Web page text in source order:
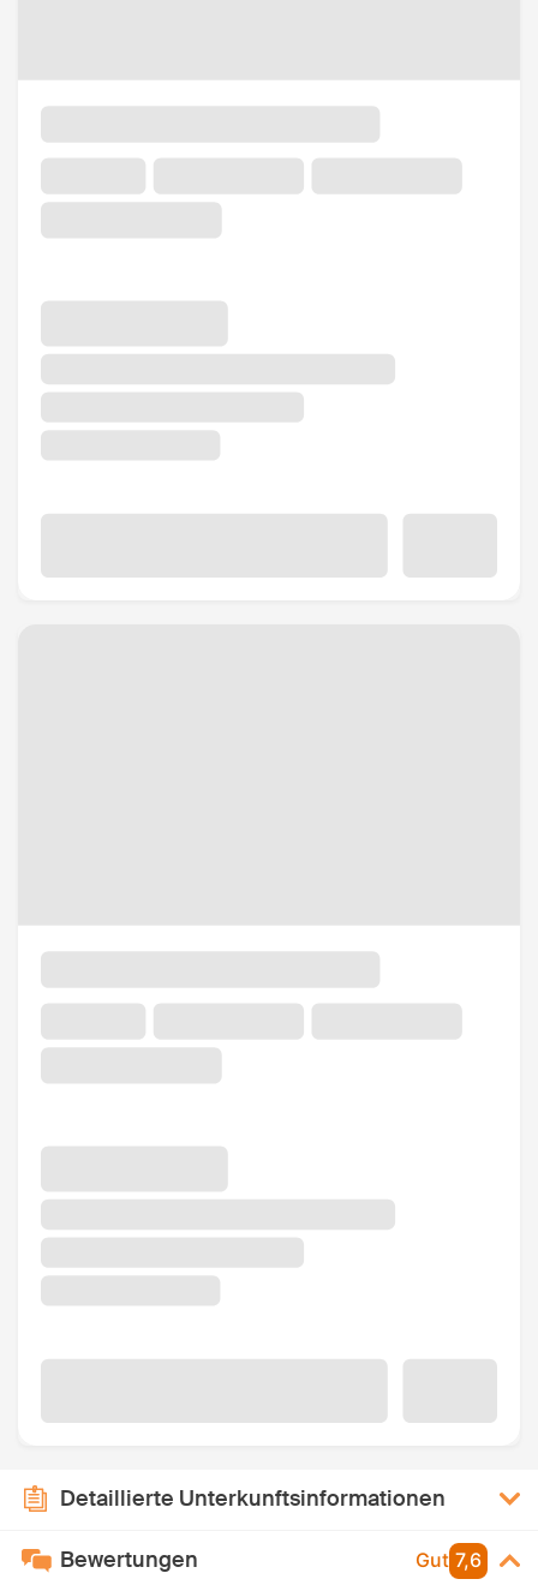
Detaillierte Unterkunftsinformationen
Bewertungen Gut 7,6